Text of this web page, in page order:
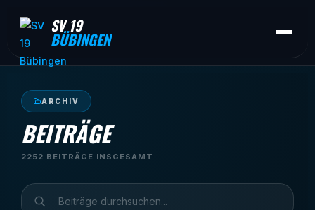
SV 19
BÜBINGEN
ARCHIV
BEITRÄGE
2252 BEITRÄGE INSGESAMT